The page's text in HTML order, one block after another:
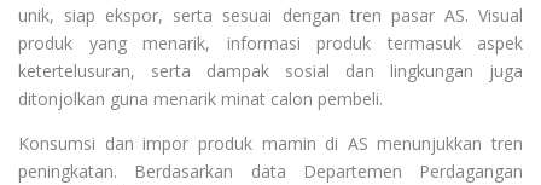
unik, siap ekspor, serta sesuai dengan tren pasar AS. Visual
produk yang menarik, informasi produk termasuk aspek
ketertelusuran, serta dampak sosial dan lingkungan juga
ditonjolkan guna menarik minat calon pembeli.
Konsumsi dan impor produk mamin di AS menunjukkan tren
peningkatan. Berdasarkan data Departemen Perdagangan